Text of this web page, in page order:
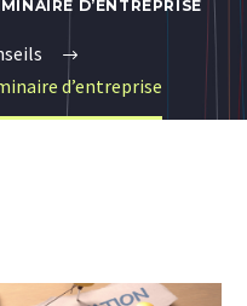
D’ENTREPRISE
d’entreprise